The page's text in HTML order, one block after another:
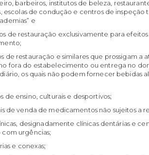
barbeiros, institutos de beleza,
escolas de condução e centros de
e
de restauração exclusivamente para
de restauração e similares que prossigam a
fora do estabelecimento ou entrega no
os quais não podem fornecer bebidas
de ensino, culturais e desportivos;
de venda de medicamentos não sujeitos a
designadamente clínicas dentárias e
urgências;
e conexas;